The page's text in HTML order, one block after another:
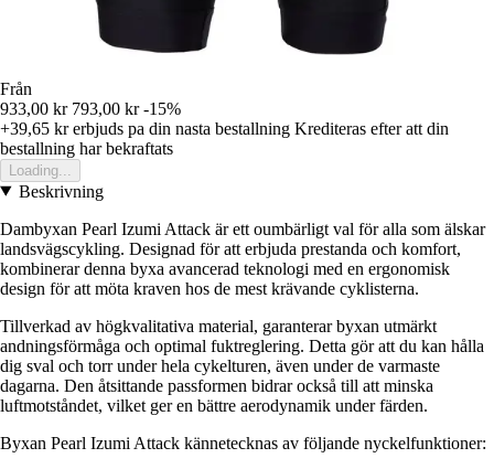
Från
933,00 kr 793,00 kr -15%
+39,65 krerbjuds pa din nasta bestallning Krediteras efter att din
bestallning har bekraftats
Loading...
Beskrivning
Dambyxan Pearl Izumi Attack är ett oumbärligt val för alla som älskar
landsvägscykling. Designad för att erbjuda prestanda och komfort,
kombinerar denna byxa avancerad teknologi med en ergonomisk
design för att möta kraven hos de mest krävande cyklisterna.
Tillverkad av högkvalitativa material, garanterar byxan utmärkt
andningsförmåga och optimal fuktreglering. Detta gör att du kan hålla
dig sval och torr under hela cykelturen, även under de varmaste
dagarna. Den åtsittande passformen bidrar också till att minska
luftmotståndet, vilket ger en bättre aerodynamik under färden.
Byxan Pearl Izumi Attack kännetecknas av följande nyckelfunktioner: